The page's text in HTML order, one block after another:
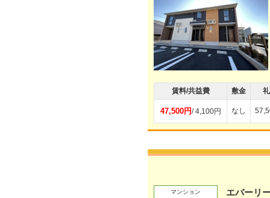
賃料/共益費 敷金
47,500円/ 4,100円 なし
マンション エバーリ